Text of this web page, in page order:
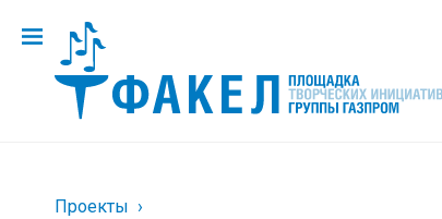
Проекты